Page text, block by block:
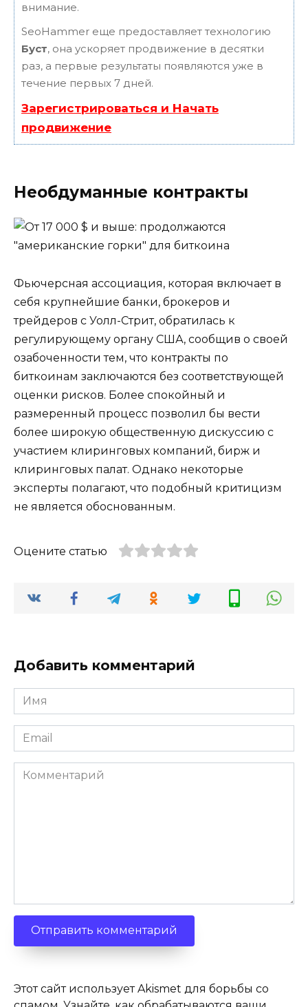
внимание.
SeoHammer еще предоставляет технологию
Буст, она ускоряет продвижение в десятки
раз, а первые результаты появляются уже в
течение первых 7 дней.
Зарегистрироваться и Начать
продвижение
Необдуманные контракты
Фьючерсная ассоциация, которая включает в
себя крупнейшие банки, брокеров и
трейдеров с Уолл-Стрит, обратилась к
регулирующему органу США, сообщив о своей
озабоченности тем, что контракты по
биткоинам заключаются без соответствующей
оценки рисков. Более спокойный и
размеренный процесс позволил бы вести
более широкую общественную дискуссию с
участием клиринговых компаний, бирж и
клиринговых палат. Однако некоторые
эксперты полагают, что подобный критицизм
не является обоснованным.
Оцените статью
Добавить комментарий
Имя
*
Email
*
Комментарий
Этот сайт использует Akismet для борьбы со